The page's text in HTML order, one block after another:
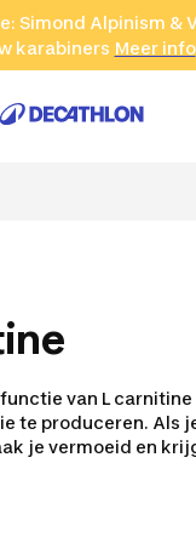
Ga naar content
Simond Alpinism &
karabiners Meer info
Meer info
de voorwaarden
het nu!
van L
te produceren. Als
je vermoeid en